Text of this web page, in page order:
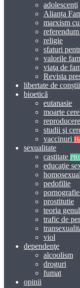
adolescenţi
Alianța
marxism
religie
sfaturi
valorile
viaţa de
Revista
libertate de
bioetică
eutanasie
moarte
studii şi
vaccinuri
sexualitate
castitate
educaţie
pedofilie
pornografie
prostitutie
teoria
trafic de
viol
dependenţe
alcoolism
droguri
fumat
opinii